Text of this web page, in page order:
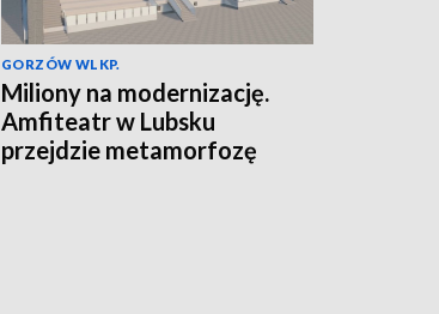
GORZÓW WLKP.
Miliony na modernizację.
Amfiteatr w Lubsku
przejdzie metamorfozę